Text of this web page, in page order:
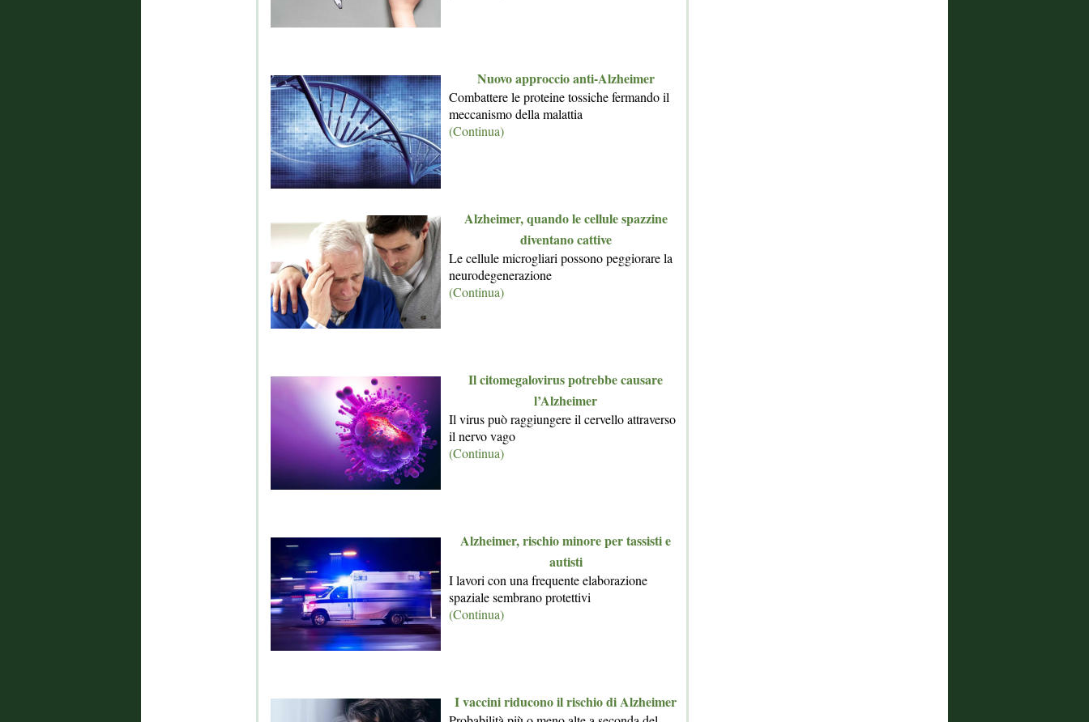
Nuovo approccio anti-Alzheimer
Combattere le proteine tossiche fermando il
meccanismo della malattia
(Continua)
Alzheimer, quando le cellule spazzine
diventano cattive
Le cellule microgliari possono peggiorare la
neurodegenerazione
(Continua)
Il citomegalovirus potrebbe causare
l’Alzheimer
Il virus può raggiungere il cervello attraverso
il nervo vago
(Continua)
Alzheimer, rischio minore per tassisti e
autisti
I lavori con una frequente elaborazione
spaziale sembrano protettivi
(Continua)
I vaccini riducono il rischio di Alzheimer